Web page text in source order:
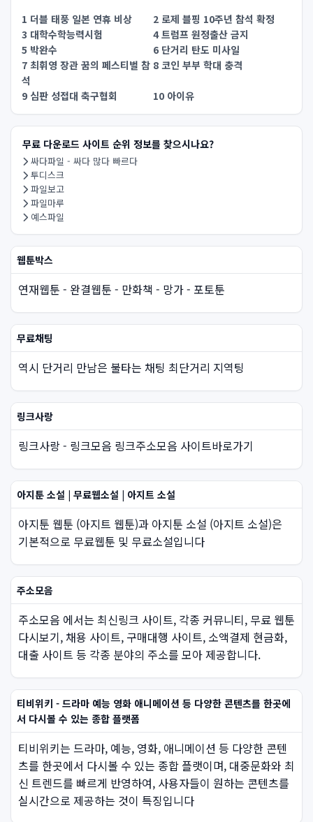
1 더블 태풍 일본 연휴 비상
2 로제 블핑 10주년 참석 확정
3 대학수학능력시험
4 트럼프 원정출산 금지
5 박완수
6 단거리 탄도 미사일
7 최휘영 장관 꿈의 페스티벌 참
석
8 코인 부부 학대 충격
9 심판 성접대 축구협회 10 아이유
무료 다운로드 사이트 순위 정보를 찾으시나요?
싸다파일 - 싸다 많다 빠르다
투디스크
파일보고
파일마루
예스파일
웹툰박스
연재웹툰 - 완결웹툰 - 만화책 - 망가 - 포토툰
무료채팅
역시 단거리 만남은 불타는 채팅 최단거리 지역팅
링크사랑
링크사랑 - 링크모음 링크주소모음 사이트바로가기
아지툰 소설 | 무료웹소설 | 아지트 소설
아지툰 웹툰 (아지트 웹툰)과 아지툰 소설 (아지트 소설)은
기본적으로 무료웹툰 및 무료소설입니다
주소모음
주소모음 에서는 최신링크 사이트, 각종 커뮤니티, 무료 웹툰
다시보기, 채용 사이트, 구매대행 사이트, 소액결제 현금화,
대출 사이트 등 각종 분야의 주소를 모아 제공합니다.
티비위키 - 드라마 예능 영화 애니메이션 등 다양한 콘텐츠를 한곳에
서 다시볼 수 있는 종합 플랫폼
티비위키는 드라마, 예능, 영화, 애니메이션 등 다양한 콘텐
츠를 한곳에서 다시볼 수 있는 종합 플랫이며, 대중문화와 최
신 트렌드를 빠르게 반영하여, 사용자들이 원하는 콘텐츠를
실시간으로 제공하는 것이 특징입니다